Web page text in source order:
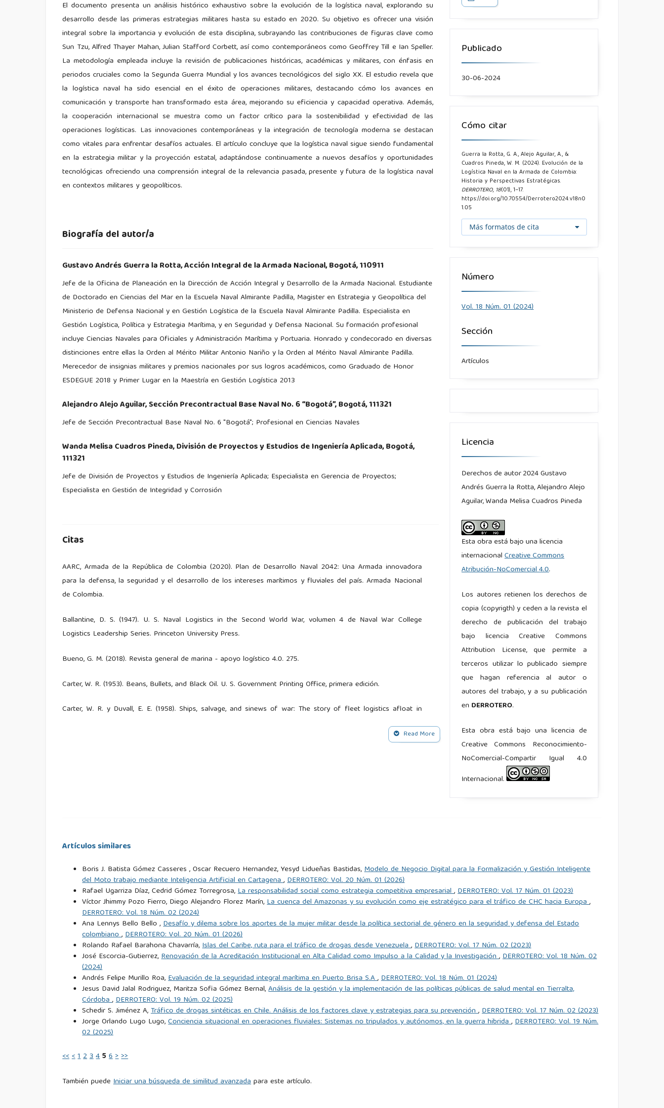
El documento presenta un análisis histórico exhaustivo sobre la evolución de la logística naval, explorando su
desarrollo desde las primeras estrategias militares hasta su estado en 2020. Su objetivo es ofrecer una visión
integral sobre la importancia y evolución de esta disciplina, subrayando las contribuciones de figuras clave como
Sun Tzu, Alfred Thayer Mahan, Julian Stafford Corbett, así como contemporáneos como Geoffrey Till e Ian Speller.
La metodología empleada incluye la revisión de publicaciones históricas, académicas y militares, con énfasis en
periodos cruciales como la Segunda Guerra Mundial y los avances tecnológicos del siglo XX. El estudio revela que
la logística naval ha sido esencial en el éxito de operaciones militares, destacando cómo los avances en
comunicación y transporte han transformado esta área, mejorando su eficiencia y capacidad operativa. Además,
la cooperación internacional se muestra como un factor crítico para la sostenibilidad y efectividad de las
operaciones logísticas. Las innovaciones contemporáneas y la integración de tecnología moderna se destacan
como vitales para enfrentar desafíos actuales. El artículo concluye que la logística naval sigue siendo fundamental
en la estrategia militar y la proyección estatal, adaptándose continuamente a nuevos desafíos y oportunidades
tecnológicas ofreciendo una comprensión integral de la relevancia pasada, presente y futura de la logística naval
en contextos militares y geopolíticos.
Biografía del autor/a
Gustavo Andrés Guerra la Rotta,Acción Integral de la Armada Nacional, Bogotá, 110911
Jefe de la Oficina de Planeación en la Dirección de Acción Integral y Desarrollo de la Armada Nacional. Estudiante
de Doctorado en Ciencias del Mar en la Escuela Naval Almirante Padilla, Magister en Estrategia y Geopolítica del
Ministerio de Defensa Nacional y en Gestión Logística de la Escuela Naval Almirante Padilla. Especialista en
Gestión Logística, Política y Estrategia Marítima, y en Seguridad y Defensa Nacional. Su formación profesional
incluye Ciencias Navales para Oficiales y Administración Marítima y Portuaria. Honrado y condecorado en diversas
distinciones entre ellas la Orden al Mérito Militar Antonio Nariño y la Orden al Mérito Naval Almirante Padilla.
Merecedor de insignias militares y premios nacionales por sus logros académicos, como Graduado de Honor
ESDEGUE 2018 y Primer Lugar en la Maestría en Gestión Logística 2013
Alejandro Alejo Aguilar,Sección Precontractual Base Naval No. 6 “Bogotá”, Bogotá, 111321
Jefe de Sección Precontractual Base Naval No. 6 "Bogotá"; Profesional en Ciencias Navales
Wanda Melisa Cuadros Pineda,División de Proyectos y Estudios de Ingeniería Aplicada, Bogotá,
111321
Jefe de División de Proyectos y Estudios de Ingeniería Aplicada; Especialista en Gerencia de Proyectos;
Especialista en Gestión de Integridad y Corrosión
Citas
AARC, Armada de la República de Colombia (2020). Plan de Desarrollo Naval 2042: Una Armada innovadora
para la defensa, la seguridad y el desarrollo de los intereses marítimos y fluviales del país. Armada Nacional
de Colombia.
Ballantine, D. S. (1947). U. S. Naval Logistics in the Second World War, volumen 4 de Naval War College
Logistics Leadership Series. Princeton University Press.
Bueno, G. M. (2018). Revista general de marina - apoyo logístico 4.0. 275.
Carter, W. R. (1953). Beans, Bullets, and Black Oil. U. S. Government Printing Office, primera edición.
Carter, W. R. y Duvall, E. E. (1958). Ships, salvage, and sinews of war: The story of fleet logistics afloat in
Eccles, H. E. (1949). Basic elements of naval logistics. Naval War College Review, 2.
Eccles, H. E. (1959). Logistics in the National Defense. Centro Naval Instituto de Publicaciones Navales.
Elleman, B. A. y Paine, S. C. M. (2006). Naval Blockades and Sea Power: Strategies and Counter-Strategies,
1805-2006. Routledge, primera edición.
Fisher, J. A. (1920). Memories and Records by Admiral of the Fleet Lord Fisher. Nimble Books, primera edición.
García, H. C. (2002). Los tratados en el libro I de la historia de la guerra del Peloponeso de Tucídides.
Byzantion Nea Hellas, 21.
Goldrick, J. (1997). No Easy Answers: The Development of the Navies of India, Pakistan, Bangladesh, and Sri
Lanka, 1945-1996. Lancer Publishers.
Goldrick, J. (2015). Before Jutland: The Naval War in Northern European Waters, August 1914-February 1915.
Read More
Publicado
30-06-2024
Cómo citar
Guerra la Rotta, G. A., Alejo Aguilar, A., &
Cuadros Pineda, W. M. (2024). Evolución de la
Logística Naval en la Armada de Colombia:
Historia y Perspectivas Estratégicas.
DERROTERO, 18(01), 1–17.
https://doi.org/10.70554/Derrotero2024.v18n0
1.05
Más formatos de cita
Número
Vol. 18 Núm. 01 (2024)
Sección
Artículos
Licencia
Derechos de autor 2024 Gustavo
Andrés Guerra la Rotta, Alejandro Alejo
Aguilar, Wanda Melisa Cuadros Pineda
Esta obra está bajo una licencia
internacionalCreative Commons
Atribución-NoComercial 4.0.
Los autores retienen los derechos de
copia (copyrigth) y ceden a la revista el
derecho de publicación del trabajo
bajo licencia Creative Commons
Attribution License, que permite a
terceros utilizar lo publicado siempre
que hagan referencia al autor o
autores del trabajo, y a su publicación
en DERROTERO.
Esta obra está bajo una licencia de
Creative Commons Reconocimiento-
NoComercial-Compartir Igual 4.0
Internacional.
Artículos similares
Boris J. Batista Gómez Casseres , Oscar Recuero Hernandez, Yesyd Lidueñas Bastidas,Modelo de Negocio Digital para la Formalización y Gestión Inteligente
del Moto trabajo mediante Inteligencia Artificial en Cartagena,DERROTERO: Vol. 20 Núm. 01 (2026)
Rafael Ugarriza Díaz, Cedrid Gómez Torregrosa,La responsabilidad social como estrategia competitiva empresarial,DERROTERO: Vol. 17 Núm. 01 (2023)
Víctor Jhimmy Pozo Fierro, Diego Alejandro Florez Marín,La cuenca del Amazonas y su evolución como eje estratégico para el tráfico de CHC hacia Europa,
DERROTERO: Vol. 18 Núm. 02 (2024)
Ana Lennys Bello Bello ,Desafío y dilema sobre los aportes de la mujer militar desde la política sectorial de género en la seguridad y defensa del Estado
colombiano,DERROTERO: Vol. 20 Núm. 01 (2026)
Rolando Rafael Barahona Chavarría,Islas del Caribe, ruta para el tráfico de drogas desde Venezuela,DERROTERO: Vol. 17 Núm. 02 (2023)
José Escorcia-Gutierrez,Renovación de la Acreditación Institucional en Alta Calidad como Impulso a la Calidad y la Investigación,DERROTERO: Vol. 18 Núm. 02
(2024)
Andrés Felipe Murillo Roa,Evaluación de la seguridad integral marítima en Puerto Brisa S.A,DERROTERO: Vol. 18 Núm. 01 (2024)
Jesus David Jalal Rodriguez, Maritza Sofia Gómez Bernal,Análisis de la gestión y la implementación de las políticas públicas de salud mental en Tierralta,
Córdoba,DERROTERO: Vol. 19 Núm. 02 (2025)
Schedir S. Jiménez A,Tráfico de drogas sintéticas en Chile. Análisis de los factores clave y estrategias para su prevención,DERROTERO: Vol. 17 Núm. 02 (2023)
Jorge Orlando Lugo Lugo,Conciencia situacional en operaciones fluviales: Sistemas no tripulados y autónomos, en la guerra hibrida,DERROTERO: Vol. 19 Núm.
02 (2025)
<<<12345 6>>>
También puedeIniciar una búsqueda de similitud avanzadapara este artículo.